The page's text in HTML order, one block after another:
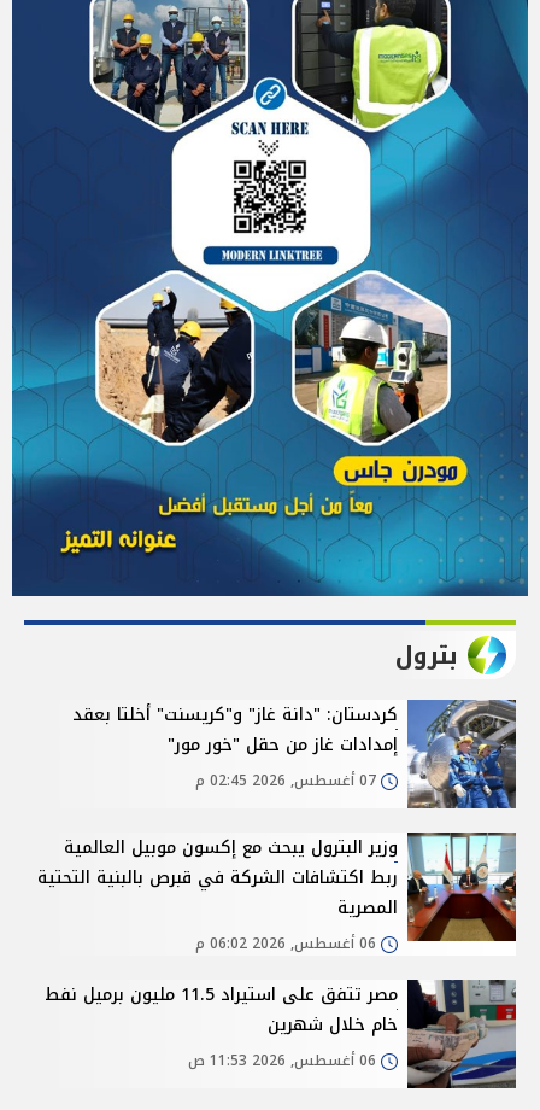
بترول
كردستان: "دانة غاز" و"كريسنت" أخلتا بعقد
إمدادات غاز من حقل "خور مور"
وزير البترول يبحث مع إكسون موبيل العالمية
ربط اكتشافات الشركة في قبرص بالبنية التحتية
المصرية
مصر تتفق على استيراد 11.5 مليون برميل نفط
خام خلال شهرين